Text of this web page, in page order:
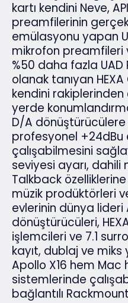
kartı kendini Neve,
preamfilerinin
emülasyonu yapan
mikrofon preamfileri
%50 daha fazla
olanak tanıyan
kendini
yerde
D/A dönüştürücülere
profesyonel +24dBu
çalışabilmesini
seviyesi ayarı,
Talkback
müzik prodüktörleri
evlerinin dünya lideri
dönüştürücüleri,
işlemcileri ve 7.1
kayıt, dublaj ve miks
Apollo X16 hem Mac
sistemlerinde
bağlantılı